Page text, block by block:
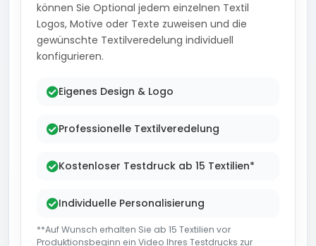
können Sie Optional jedem einzelnen Textil
Logos, Motive oder Texte zuweisen und die
gewünschte Textilveredelung individuell
konfigurieren.
Eigenes Design & Logo
Professionelle Textilveredelung
Kostenloser Testdruck ab 15 Textilien*
Individuelle Personalisierung
**Auf Wunsch erhalten Sie ab 15 Textilien vor
Produktionsbeginn ein Video Ihres Testdrucks zur